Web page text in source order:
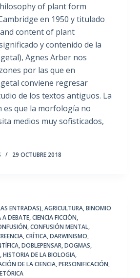
of plant form
en 1950 y titulado
content of plant
y contenido de la
Agnes Arber nos
por las que en
conviene regresar
de los textos antiguos. La
es que la morfología no
medios muy sofisticados,
29 OCTUBRE 2018
ENTRADAS),AGRICULTURA,BINOMIO
A DEBATE,CIENCIA FICCIÓN,
,CONFUSIÓN MENTAL,
,CRÍTICA,DARWINISMO,
,DOBLEPENSAR,DOGMAS,
,HISTORIA DE LA BIOLOGIA,
DE LA CIENCIA,PERSONIFICACIÓN,